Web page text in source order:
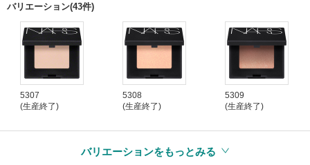
バリエーション(43件)
5307
(生産終了)
5308
(生産終了)
5309
(生産終了)
バリエーションをもっとみる